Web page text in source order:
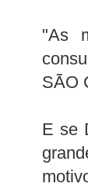
"As
SÃO
E se